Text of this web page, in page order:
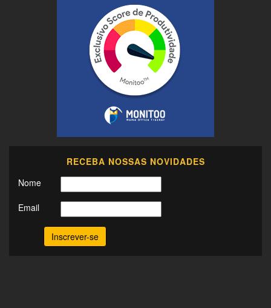
RECEBA NOSSAS NOVIDADES
Nome
Email
Inscrever-se